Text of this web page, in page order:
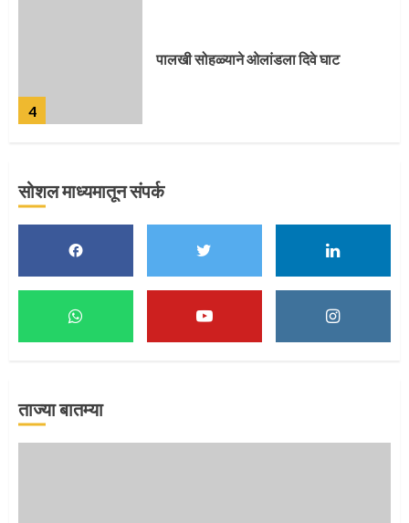
5
पुणेकरांकडून पालख्यांचे उत्साही स्वागत
मुख्यमंत्र्यांच्या हस्ते विठ्ठलाची महापूजा
माऊलींच्या पादुकांना नीरा स्नान
सोशल माध्यमातून संपर्क
ताज्या बातम्या